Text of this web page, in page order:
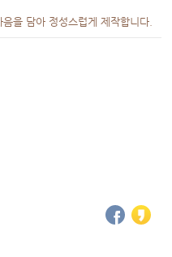
을 담아 정성스럽게 제작합니다.